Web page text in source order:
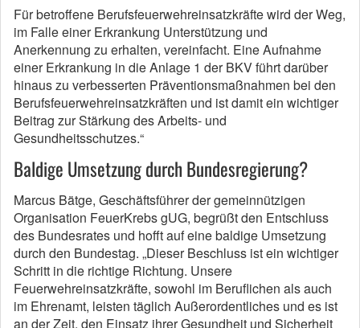
Für betroffene Berufsfeuerwehreinsatzkräfte wird der Weg,
im Falle einer Erkrankung Unterstützung und
Anerkennung zu erhalten, vereinfacht. Eine Aufnahme
einer Erkrankung in die Anlage 1 der BKV führt darüber
hinaus zu verbesserten Präventionsmaßnahmen bei den
Berufsfeuerwehreinsatzkräften und ist damit ein wichtiger
Beitrag zur Stärkung des Arbeits- und
Gesundheitsschutzes.“
Baldige Umsetzung durch Bundesregierung?
Marcus Bätge, Geschäftsführer der gemeinnützigen
Organisation FeuerKrebs gUG, begrüßt den Entschluss
des Bundesrates und hofft auf eine baldige Umsetzung
durch den Bundestag. „Dieser Beschluss ist ein wichtiger
Schritt in die richtige Richtung. Unsere
Feuerwehreinsatzkräfte, sowohl im Beruflichen als auch
im Ehrenamt, leisten täglich Außerordentliches und es ist
an der Zeit, den Einsatz ihrer Gesundheit und Sicherheit